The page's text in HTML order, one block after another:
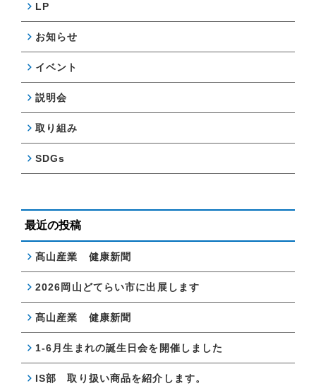
LP
お知らせ
イベント
説明会
取り組み
SDGs
最近の投稿
髙山産業 健康新聞
2026岡山どてらい市に出展します
髙山産業 健康新聞
1-6月生まれの誕生日会を開催しました
IS部 取り扱い商品を紹介します。